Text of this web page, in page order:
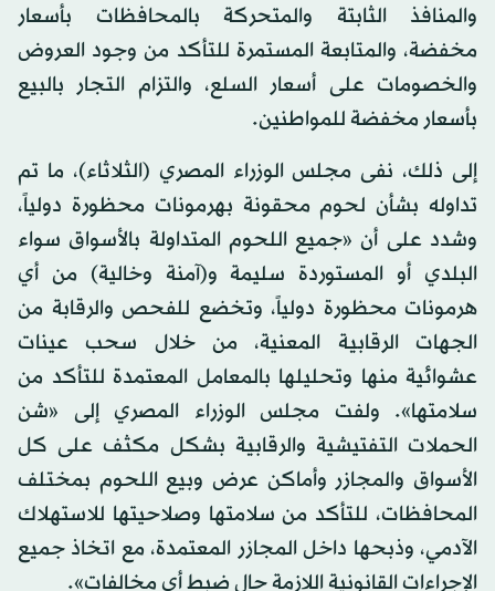
والمنافذ الثابتة والمتحركة بالمحافظات بأسعار
مخفضة، والمتابعة المستمرة للتأكد من وجود العروض
والخصومات على أسعار السلع، والتزام التجار بالبيع
بأسعار مخفضة للمواطنين.
إلى ذلك، نفى مجلس الوزراء المصري (الثلاثاء)، ما تم
تداوله بشأن لحوم محقونة بهرمونات محظورة دولياً،
وشدد على أن «جميع اللحوم المتداولة بالأسواق سواء
البلدي أو المستوردة سليمة و(آمنة وخالية) من أي
هرمونات محظورة دولياً، وتخضع للفحص والرقابة من
الجهات الرقابية المعنية، من خلال سحب عينات
عشوائية منها وتحليلها بالمعامل المعتمدة للتأكد من
سلامتها». ولفت مجلس الوزراء المصري إلى «شن
الحملات التفتيشية والرقابية بشكل مكثف على كل
الأسواق والمجازر وأماكن عرض وبيع اللحوم بمختلف
المحافظات، للتأكد من سلامتها وصلاحيتها للاستهلاك
الآدمي، وذبحها داخل المجازر المعتمدة، مع اتخاذ جميع
الإجراءات القانونية اللازمة حال ضبط أي مخالفات».